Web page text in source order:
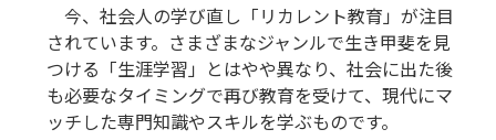
今、社会人の学び直し「リカレント教育」が注目
されています。さまざまなジャンルで生き甲斐を見
つける「生涯学習」とはやや異なり、社会に出た後
も必要なタイミングで再び教育を受けて、現代にマ
ッチした専門知識やスキルを学ぶものです。